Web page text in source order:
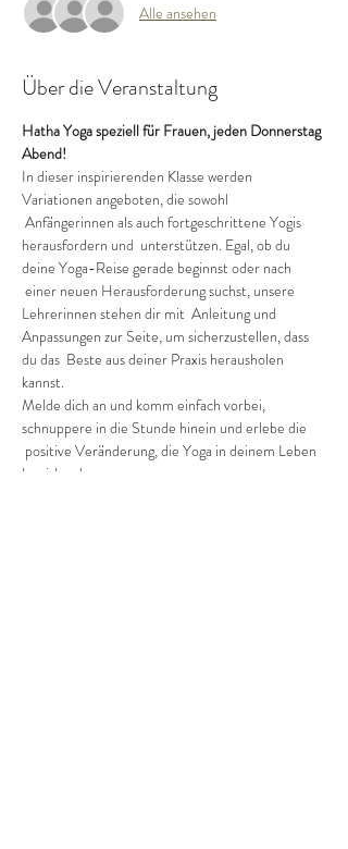
Alle ansehen
Über die Veranstaltung
Hatha Yoga speziell für Frauen, jeden Donnerstag
Abend!
In dieser inspirierenden Klasse werden
Variationen angeboten, die sowohl
Anfängerinnen als auch fortgeschrittene Yogis
herausfordern und  unterstützen. Egal, ob du
deine Yoga-Reise gerade beginnst oder nach
einer neuen Herausforderung suchst, unsere
Lehrerinnen stehen dir mit  Anleitung und
Anpassungen zur Seite, um sicherzustellen, dass
du das  Beste aus deiner Praxis herausholen
kannst.
Melde dich an und komm einfach vorbei,
schnuppere in die Stunde hinein und erlebe die
positive Veränderung, die Yoga in deinem Leben
bewirken kann.